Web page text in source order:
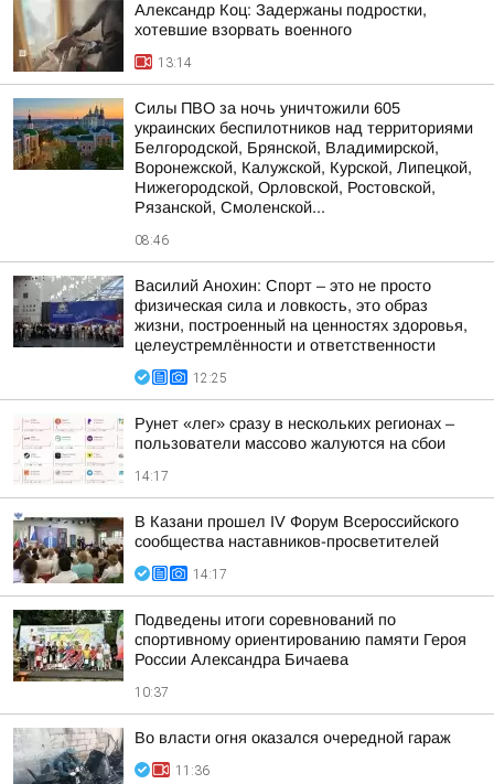
Александр Коц: Задержаны подростки,
хотевшие взорвать военного
13:14
Силы ПВО за ночь уничтожили 605
украинских беспилотников над территориями
Белгородской, Брянской, Владимирской,
Воронежской, Калужской, Курской, Липецкой,
Нижегородской, Орловской, Ростовской,
Рязанской, Смоленской...
08:46
Василий Анохин: Спорт – это не просто
физическая сила и ловкость, это образ
жизни, построенный на ценностях здоровья,
целеустремлённости и ответственности
12:25
Рунет «лег» сразу в нескольких регионах –
пользователи массово жалуются на сбои
14:17
В Казани прошел IV Форум Всероссийского
сообщества наставников-просветителей
14:17
Подведены итоги соревнований по
спортивному ориентированию памяти Героя
России Александра Бичаева
10:37
Во власти огня оказался очередной гараж
11:36